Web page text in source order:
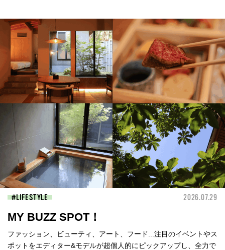
LIFESTYLE 2026.07.29
MY BUZZ SPOT！
ファッション、ビューティ、アート、フード...注目のイベントやス
ポットをエディター&モデルが超個人的にピックアップし、全力で